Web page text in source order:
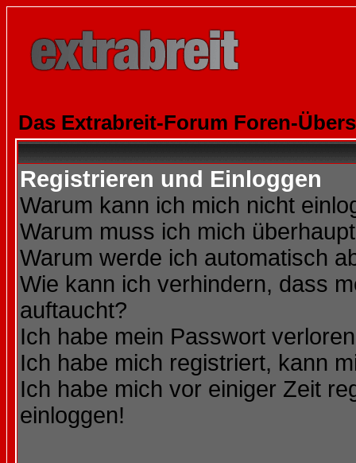
Das Extrabreit-Forum Foren-
Registrieren und Einloggen
Warum kann ich mich nicht
Warum muss ich mich
Warum werde ich automatisch
Wie kann ich verhindern, dass
auftaucht?
Ich habe mein Passwort
Ich habe mich registriert, kann
Ich habe mich vor einiger Zeit
einloggen!